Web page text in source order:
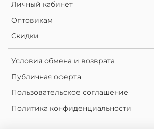
Личный кабинет
Оптовикам
Скидки
Условия обмена и возврата
Публичная оферта
Пользовательское соглашение
Политика конфиденциальности